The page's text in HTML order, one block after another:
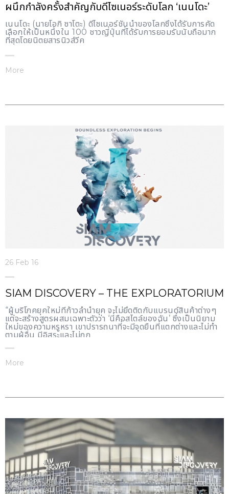
ผนึกกำลังครั้งสำคัญกับดีไซเนอร์ระดับโลก ‘เนนโดะ’
เนนโดะ (นายโอกิ ซาโตะ) ดีไซเนอร์ชั้นนำของโลกซึ่งได้รับการคัด
เลือกให้เป็นหนึ่งใน 100 ชาวญี่ปุ่นที่ได้รับการยอมรับนับถือมาก
ที่สุดโดยนิตยสารนิวส์วีค
More
26 Feb 16
SIAM DISCOVERY – THE EXPLORATORIUM
“ผู้บริโภคยุคใหม่ที่ก้าวล้ำนำยุค จะไม่ยึดติดกับแบรนด์สินค้าต่างๆ
แต่จะสร้างสูตรผสมเฉพาะตัวว่า ‘นี่คือสไตล์ของฉัน’ ซึ่งเป็นนิยาม
ใหม่ของความหรูหรา เขาปรารถนาที่จะมีจุดยืนที่แตกต่างและไม่ทำ
ตามผู้อื่น มีอิสระและไม่ถูก
More